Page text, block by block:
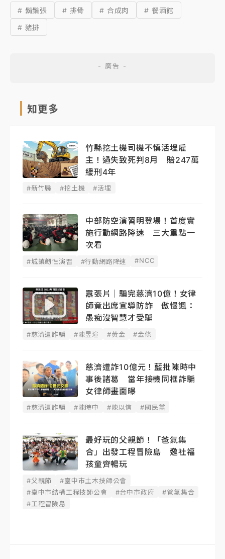
# 鬍鬚張 # 排骨 # 合成肉
# 餐酒館
# 豬排
知更多
竹縣挖土機司機不慎活埋雇
主！過失致死判8月 賠247萬
緩刑4年
#新竹縣 #挖土機 #活埋
中部防空演習明登場！首度實
施行動網路降速 三大重點一
次看
#城鎮韌性演習 #行動網路降速 #NCC
囂張片｜騙完慈濟10億！女律
師竟出席宣導防詐 傲慢諷：
愚痴沒智慧才受騙
#慈濟遭詐騙 #陳昱瑄 #黃金 #金條
慈濟遭詐10億元！藍批陳時中
事後諸葛 當年接機同框詐騙
女律師畫面曝
#慈濟遭詐騙 #陳時中 #陳以信 #國民黨
最好玩的父親節！「爸氣集
合」出發工程冒險島 邀社福
孩童齊暢玩
#父親節
#臺中市土木技師公會
#臺中市結構工程技師公會
#台中市政府
#爸氣集合
#工程冒險島